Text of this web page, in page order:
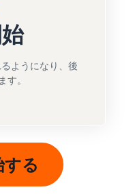
ようになり、後
す。
する